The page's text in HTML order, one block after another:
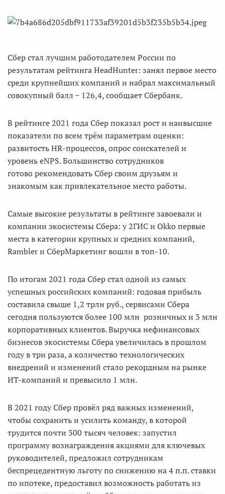
Сбер стал лучшим работодателем России по
результатам рейтинга HeadHunter: занял первое место
среди крупнейших компаний и набрал максимальный
совокупный балл ̶ 126,4, сообщает Сбербанк.
В рейтинге 2021 года Сбер показал рост и наивысшие
показатели по всем трём параметрам оценки:
развитость HR-процессов, опрос соискателей и
уровень eNPS. Большинство сотрудников
готово рекомендовать Сбер своим друзьям и
знакомым как привлекательное место работы.
Самые высокие результаты в рейтинге завоевали и
компании экосистемы Сбера: у 2ГИС и Okko первые
места в категории крупных и средних компаний,
Rambler и СберМаркетинг вошли в топ-10.
По итогам 2021 года Сбер стал одной из самых
успешных российских компаний: годовая прибыль
составила свыше 1,2 трлн руб., сервисами Сбера
сегодня пользуются более 100 млн розничных и 3 млн
корпоративных клиентов. Выручка нефинансовых
бизнесов экосистемы Сбера увеличилась в прошлом
году в три раза, а количество технологических
внедрений и изменений стало рекордным на рынке
ИТ-компаний и превысило 1 млн.
В 2021 году Сбер провёл ряд важных изменений,
чтобы сохранить и усилить команду, в которой
трудится почти 300 тысяч человек: запустил
программу вознаграждения акциями для ключевых
руководителей, предложил сотрудникам
беспрецедентную льготу по снижению на 4 п.п. ставки
по ипотеке, предоставил возможность работать из